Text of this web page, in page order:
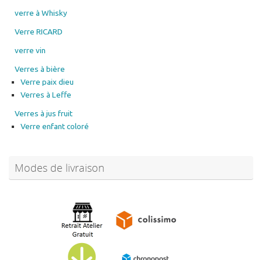
verre à Whisky
Verre RICARD
verre vin
Verres à bière
Verre paix dieu
Verres à Leffe
Verres à jus fruit
Verre enfant coloré
Modes de livraison